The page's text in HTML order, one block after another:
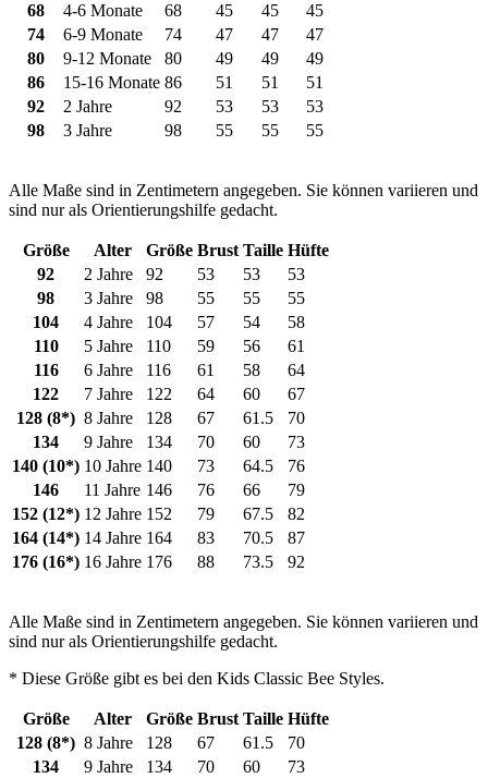
68
4-6 Monate 68 45 45
45
74
6-9 Monate 74 47 47
47
80
9-12 Monate 80 49 49
49
86
15-16 Monate 86 51 51
51
92
2 Jahre 92 53 53
53
98
3 Jahre 98 55 55 55
Alle Maße sind in Zentimetern angegeben. Sie können variieren und
sind nur als Orientierungshilfe gedacht.
Größe Alter Größe Brust Taille Hüfte
92
2 Jahre 92 53 53
53
98
3 Jahre 98 55 55
55
104
4 Jahre 104 57 54
58
110
5 Jahre 110 59 56
61
116
6 Jahre 116 61 58
64
122
7 Jahre 122 64 60
67
128 (8*) 8 Jahre 128 67 61.5
70
134
9 Jahre 134 70 60
73
140 (10*) 10 Jahre 140 73 64.5
76
146
11 Jahre 146 76 66
79
152 (12*) 12 Jahre 152 79 67.5
82
164 (14*) 14 Jahre 164 83 70.5
87
176 (16*) 16 Jahre 176 88 73.5 92
Alle Maße sind in Zentimetern angegeben. Sie können variieren und
sind nur als Orientierungshilfe gedacht.
* Diese Größe gibt es bei den Kids Classic Bee Styles.
Größe Alter Größe Brust Taille Hüfte
128 (8*) 8 Jahre 128 67 61.5
70
134
9 Jahre 134 70 60
73